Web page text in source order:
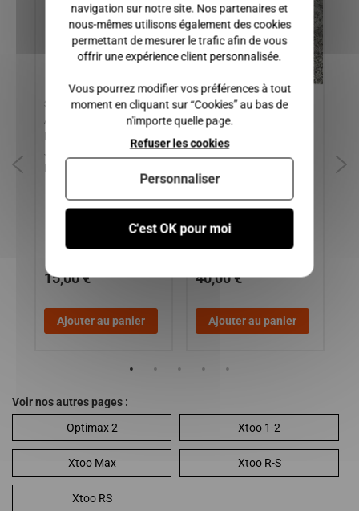
SUPPORT MOTEUR
ARRIERE MICROCAR MGO 3,
MGO 4 / LIGIER IXO, JS50,
JS50L / DUE 2 P85, DUE 3
15,00 €
Ajouter au panier
CAPTEUR DE TOUR
MOTEUR LOMBARDINI DCI,
MICROCAR CARGO, MGO 2,
F8C, M8, MGO 3-4, MGO 6 /
OPTIMAX, IXO, JSRC, JS50
PHASE 1 2 et 3 / DUE 3,
CH28, CH40, CH46 /
BELLIER B8 / JDM ROXSY /
40,00 €
Ajouter au panier
Voir nos autres pages :
Optimax 2
Xtoo 1-2
Xtoo Max Xtoo R-S
Xtoo RS
navigation sur notre site. Nos partenaires et
nous-mêmes utilisons également des cookies
permettant de mesurer le trafic afin de vous
offrir une expérience client personnalisée.
Vous pourrez modifier vos préférences à tout
moment en cliquant sur “Cookies” au bas de
n'importe quelle page.
C'est OK pour moi
Refuser les cookies
Personnaliser